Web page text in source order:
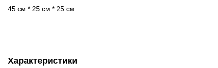
45 см * 25 см * 25 см
Характеристики